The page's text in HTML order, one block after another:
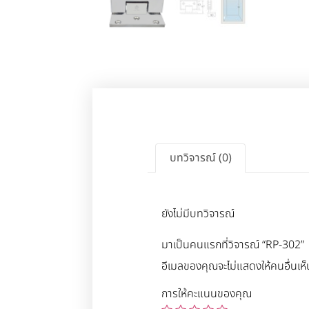
บทวิจารณ์ (0)
ยังไม่มีบทวิจารณ์
มาเป็นคนแรกที่วิจารณ์ “RP-302”
อีเมลของคุณจะไม่แสดงให้คนอื่นเ
การให้คะแนนของคุณ